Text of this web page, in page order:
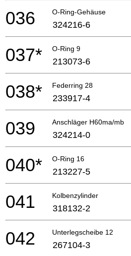
O-Ring-Gehäuse
036 324216-6
O-Ring 9
037* 213073-6
Federring 28
038* 233917-4
Anschläger H60ma/mb
039 324214-0
O-Ring 16
040* 213227-5
Kolbenzylinder
041 318132-2
Unterlegscheibe 12
042 267104-3